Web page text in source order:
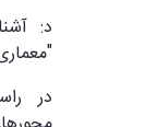
د:
در